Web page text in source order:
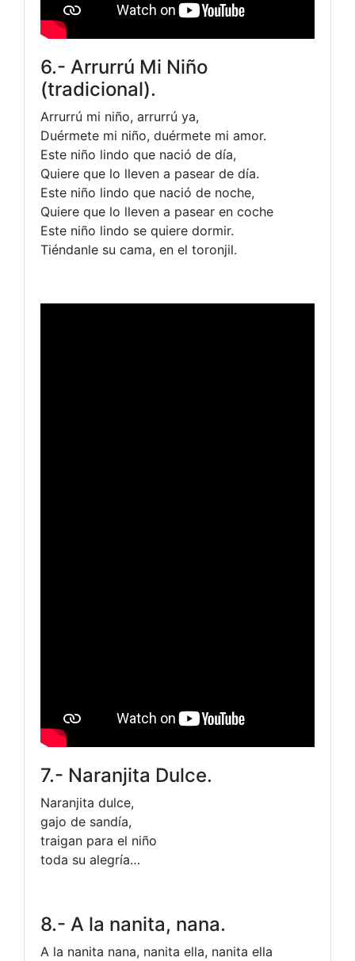
6.- Arrurrú Mi Niño
(tradicional).
Arrurrú mi niño, arrurrú ya,
Duérmete mi niño, duérmete mi amor.
Este niño lindo que nació de día,
Quiere que lo lleven a pasear de día.
Este niño lindo que nació de noche,
Quiere que lo lleven a pasear en coche
Este niño lindo se quiere dormir.
Tiéndanle su cama, en el toronjil.
7.- Naranjita Dulce.
Naranjita dulce,
gajo de sandía,
traigan para el niño
toda su alegría…
8.- A la nanita, nana.
A la nanita nana, nanita ella, nanita ella